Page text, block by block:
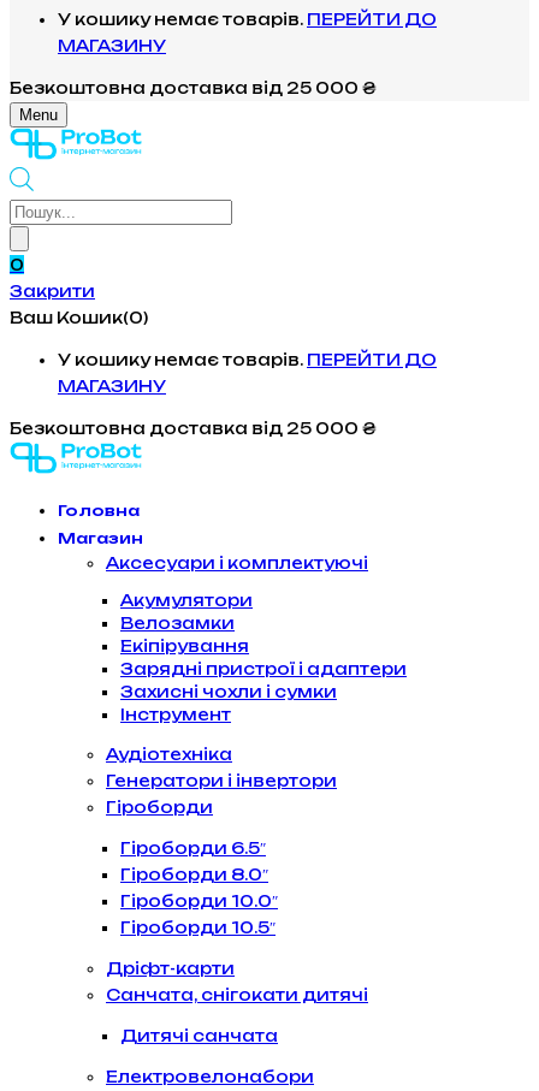
У кошику немає товарів. ПЕРЕЙТИ ДО
МАГАЗИНУ
Безкоштовна доставка від 25 000 ₴
Menu
Products
0
Закрити
Ваш Кошик(0)
У кошику немає товарів. ПЕРЕЙТИ ДО
МАГАЗИНУ
Безкоштовна доставка від 25 000 ₴
Головна
Магазин
Аксесуари і комплектуючі
Акумулятори
Велозамки
Екіпірування
Зарядні пристрої і адаптери
Захисні чохли і сумки
Інструмент
Аудіотехніка
Генератори і інвертори
Гіроборди
Гіроборди 6.5″
Гіроборди 8.0″
Гіроборди 10.0″
Гіроборди 10.5″
Дріфт-карти
Санчата, снігокати дитячі
Дитячі санчата
Електровелонабори